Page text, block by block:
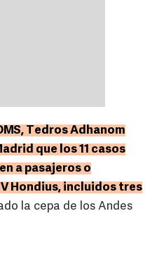
Tedros Adhanom
que los 11 casos
a pasajeros o
Hondius, incluidos tres
la cepa de los Andes